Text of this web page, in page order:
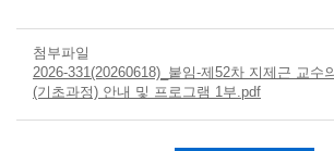
첨부파일
2026-331(20260618)_붙임-제52차 지제근 교수
(기초과정) 안내 및 프로그램 1부.pdf